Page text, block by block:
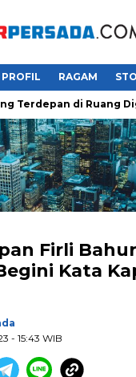
PROFIL RAGAM
di Ruang
Firli
Kata
- 15:43 WIB